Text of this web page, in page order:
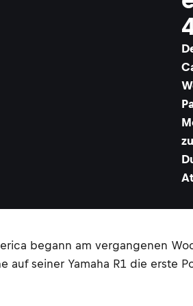
begann am vergangenen
auf seiner Yamaha R1 die erste